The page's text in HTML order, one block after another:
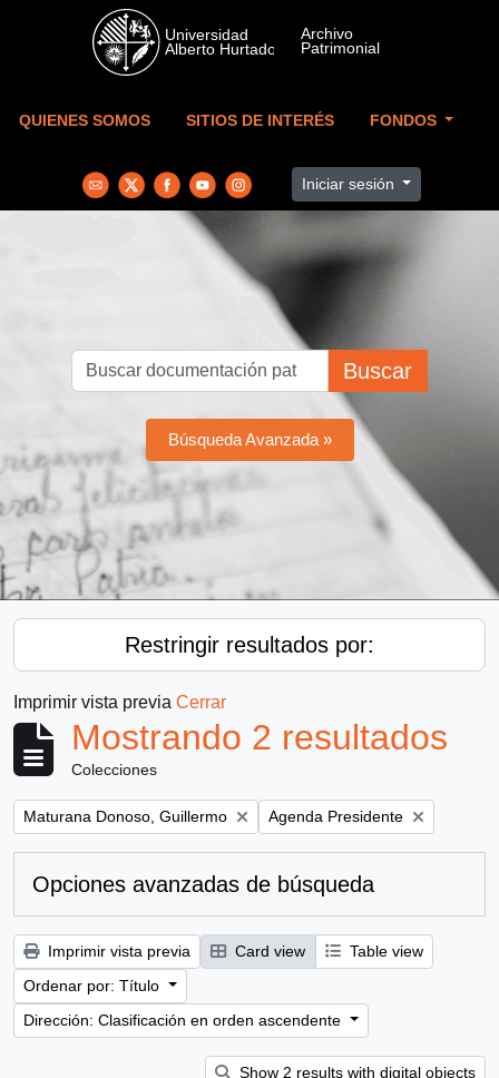
Skip to main content
QUIENES SOMOS SITIOS DE INTERÉS FONDOS
Iniciar sesión
Buscar
Búsqueda Avanzada »
Restringir resultados por:
Imprimir vista previa Cerrar
Mostrando 2 resultados
Colecciones
Remove filter:
Maturana Donoso, Guillermo Remove filter:
Agenda Presidente
Opciones avanzadas de búsqueda
Imprimir vista previa Card view
Table view
Ordenar por: Título
Dirección: Clasificación en orden ascendente
Show 2 results with digital objects